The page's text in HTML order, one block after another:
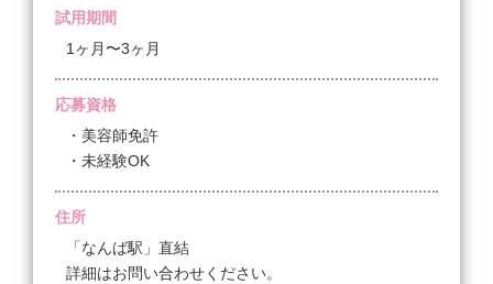
☆チームをまとめる店長やマネージャーとして、個人
ます。
☆子育てなどで急にお休みが必要になった場合は、サ
ロンでの施術ではなく、スクール内での講師や、提携
している美容専門学校の講師、新人の教育担当など、
アイラッシュ講師としての活躍の場も用意されていま
す。
☆デスクワークを希望する場合は、まつげ商材のメー
カーとしての部署もございます。
このように、サロンでは、慣れ親しんだ会社を離れる
試用期間
1ヶ月〜3ヶ月
応募資格
・美容師免許
・未経験OK
住所
「なんば駅」直結
詳細はお問い合わせください。